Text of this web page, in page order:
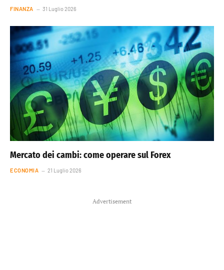
FINANZA 31 Luglio 2026
Mercato dei cambi: come operare sul Forex
ECONOMIA 21 Luglio 2026
Advertisement